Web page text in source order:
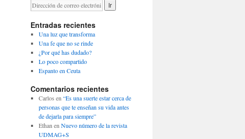
Entradas recientes
Una luz que transforma
Una fe que no se rinde
¿Por qué has dudado?
Lo poco compartido
Espanto en Ceuta
Comentarios recientes
Carlos en “Es una suerte estar cerca de
personas que te enseñan su vida antes
de dejarla para siempre”
Ethan en Nuevo número de la revista
UDMAG+S